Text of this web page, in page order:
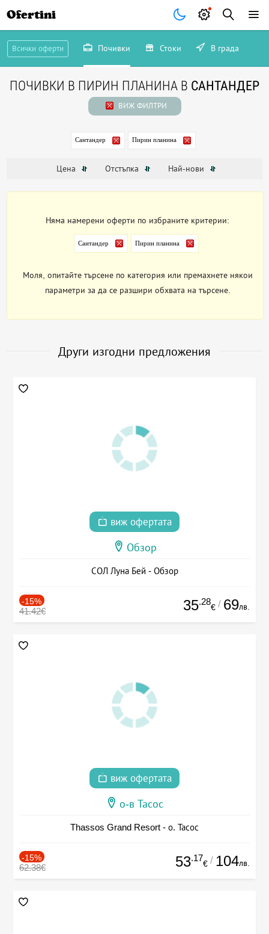
Ofertini
Всички оферти Почивки Стоки В града
ПОЧИВКИ В ПИРИН ПЛАНИНА В САНТАНДЕР
ВИЖ ФИЛТРИ
Сантандер Пирин планина
Цена Отстъпка Най-нови
Няма намерени оферти по избраните критерии:
Сантандер Пирин планина
Моля, опитайте търсене по категория или премахнете някои
параметри за да се разшири обхвата на търсене.
Други изгодни предложения
виж офертата
Обзор
СОЛ Луна Бей - Обзор
-15%
41.42€ 35.28
€ / 69лв.
виж офертата
о-в Тасос
Thassos Grand Resort - о. Тасос
-15%
62.38€ 53.17
€ / 104лв.